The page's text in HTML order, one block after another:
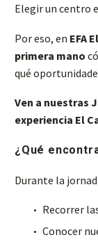
Elegir un centro
Por eso, en EFA
primera mano
qué
Ven a nuestras
experiencia El
¿Qué
Durante la
Recorrer
Conocer